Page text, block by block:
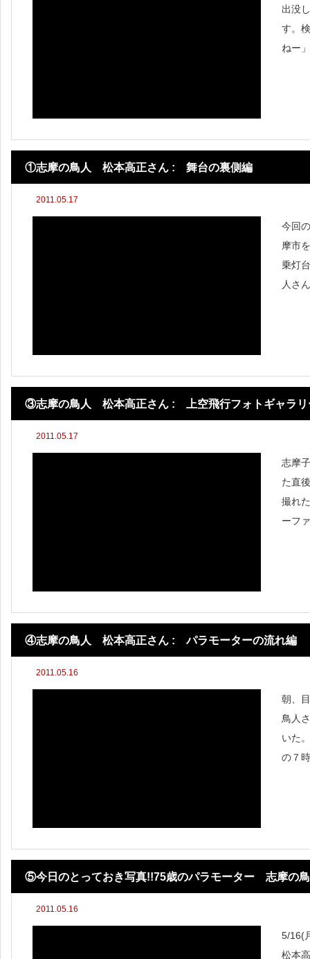
出没
す。
ねー
①志摩の鳥人 松本高正さん : 舞台の裏側編
2011.05.17
今回
摩市
乗灯
人さ
③志摩の鳥人 松本高正さん : 上空飛行フォトギャラリ
2011.05.17
志摩
た直
撮れ
ーフ
④志摩の鳥人 松本高正さん : パラモーターの流れ編
2011.05.16
朝、
鳥人
いた
の７
⑤今日のとっておき写真!!75歳のパラモーター 志摩の
飛行
2011.05.16
5/16(
松本